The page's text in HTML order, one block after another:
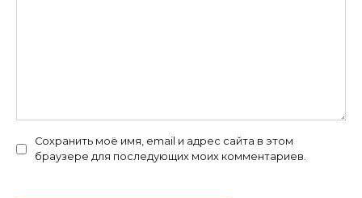
Сохранить моё имя, email и адрес сайта в этом
браузере для последующих моих комментариев.